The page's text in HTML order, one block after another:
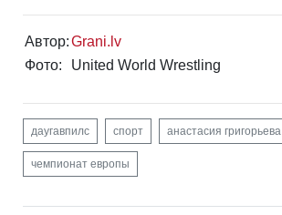
Автор:Grani.lv
Фото:
United World Wrestling
даугавпилс спорт анастасия григорьева
чемпионат европы